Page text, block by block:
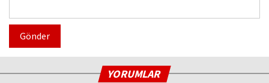
Gönder
YORUMLAR